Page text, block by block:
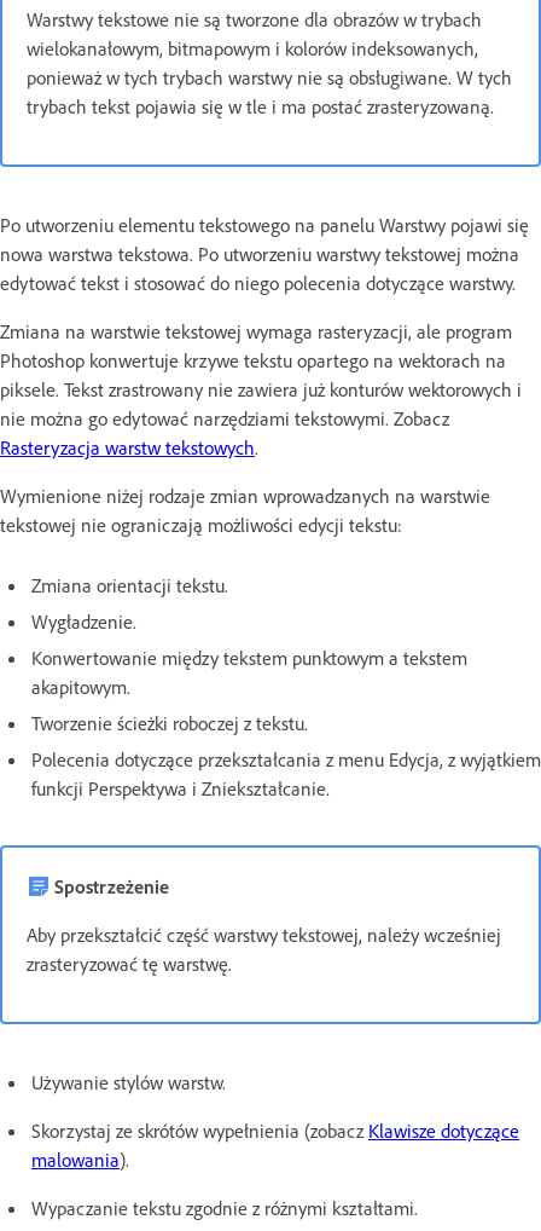
Warstwy tekstowe nie są tworzone dla obrazów w trybach
wielokanałowym, bitmapowym i kolorów indeksowanych,
ponieważ w tych trybach warstwy nie są obsługiwane. W tych
trybach tekst pojawia się w tle i ma postać zrasteryzowaną.
Po utworzeniu elementu tekstowego na panelu Warstwy pojawi się
nowa warstwa tekstowa. Po utworzeniu warstwy tekstowej można
edytować tekst i stosować do niego polecenia dotyczące warstwy.
Zmiana na warstwie tekstowej wymaga rasteryzacji, ale program
Photoshop konwertuje krzywe tekstu opartego na wektorach na
piksele. Tekst zrastrowany nie zawiera już konturów wektorowych i
nie można go edytować narzędziami tekstowymi. Zobacz
Rasteryzacja warstw tekstowych.
Wymienione niżej rodzaje zmian wprowadzanych na warstwie
tekstowej nie ograniczają możliwości edycji tekstu:
Zmiana orientacji tekstu.
Wygładzenie.
Konwertowanie między tekstem punktowym a tekstem
akapitowym.
Tworzenie ścieżki roboczej z tekstu.
Polecenia dotyczące przekształcania z menu Edycja, z wyjątkiem
funkcji Perspektywa i Zniekształcanie.
Spostrzeżenie
Aby przekształcić część warstwy tekstowej, należy wcześniej
zrasteryzować tę warstwę.
Używanie stylów warstw.
Skorzystaj ze skrótów wypełnienia (zobacz Klawisze dotyczące
malowania).
Wypaczanie tekstu zgodnie z różnymi kształtami.